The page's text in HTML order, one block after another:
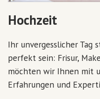
Hochzeit
Ihr unvergesslicher Tag
perfekt sein: Frisur,
möchten wir Ihnen mit
Erfahrungen und